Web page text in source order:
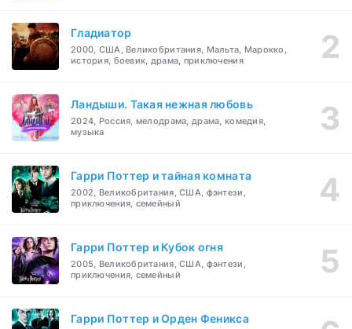
Гладиатор
2000, США, Великобритания, Мальта, Марокко,
история, боевик, драма, приключения
Ландыши. Такая нежная любовь
2024, Россия, мелодрама, драма, комедия,
музыка
Гарри Поттер и тайная комната
2002, Великобритания, США, фэнтези,
приключения, семейный
Гарри Поттер и Кубок огня
2005, Великобритания, США, фэнтези,
приключения, семейный
Гарри Поттер и Орден Феникса